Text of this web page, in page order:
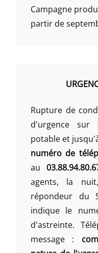
Campagne
partir de
Rupture de
d'urgence sur
potable et
numéro de
au
agents, la
répondeur du
indique le
d'astreinte.
message :